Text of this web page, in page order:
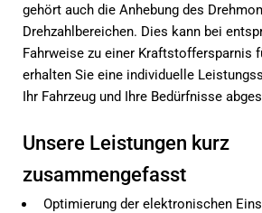
gehört auch die Anhebung des
Drehzahlbereichen. Dies kann bei
Fahrweise zu einer Kraftstoffersparnis
erhalten Sie eine individuelle
Ihr Fahrzeug und Ihre Bedürfnisse
Unsere Leistungen kurz
zusammengefasst
Optimierung der elektronischen